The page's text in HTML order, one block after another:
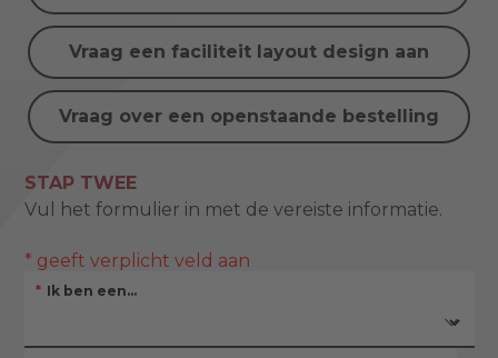
Vraag een faciliteit layout design aan
Vraag over een openstaande bestelling
STAP TWEE
Vul het formulier in met de vereiste informatie.